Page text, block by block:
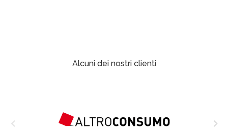
Alcuni dei nostri clienti